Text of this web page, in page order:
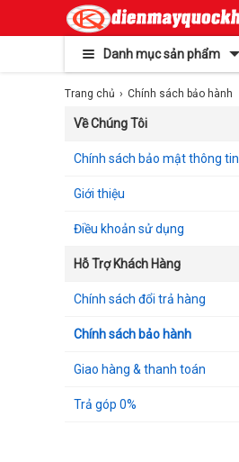
Danh mục sản phẩm
Trang chủ Chính sách bảo hành
Về Chúng Tôi
Chính sách bảo mật thông tin
Giới thiệu
Điều khoản sử dụng
Hỗ Trợ Khách Hàng
Chính sách đổi trả hàng
Chính sách bảo hành
Giao hàng & thanh toán
Trả góp 0%